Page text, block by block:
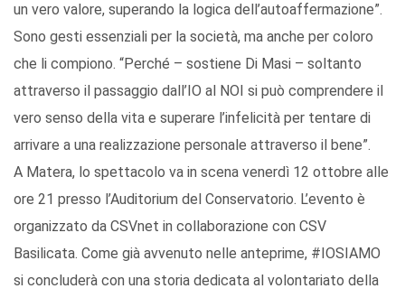
un vero valore, superando la logica dell’autoaffermazione”.
Sono gesti essenziali per la società, ma anche per coloro
che li compiono. “Perché – sostiene Di Masi – soltanto
attraverso il passaggio dall’IO al NOI si può comprendere il
vero senso della vita e superare l’infelicità per tentare di
arrivare a una realizzazione personale attraverso il bene”.
A Matera, lo spettacolo va in scena venerdì 12 ottobre alle
ore 21 presso l’Auditorium del Conservatorio. L’evento è
organizzato da CSVnet in collaborazione con CSV
Basilicata. Come già avvenuto nelle anteprime, #IOSIAMO
si concluderà con una storia dedicata al volontariato della